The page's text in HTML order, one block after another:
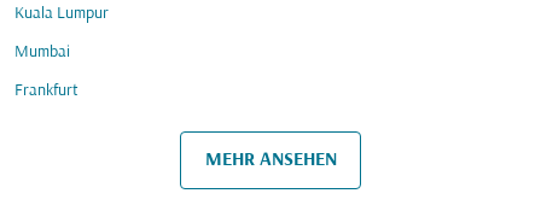
Kuala Lumpur
Mumbai
Frankfurt
MEHR ANSEHEN